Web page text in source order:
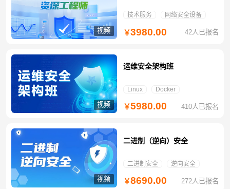
视频
技术服务 网络安全设备
￥3980.00 42人已报名
视频
运维安全架构班
Linux Docker
￥5980.00 410人已报名
视频
二进制（逆向）安全
二进制安全 逆向安全
￥8690.00 272人已报名